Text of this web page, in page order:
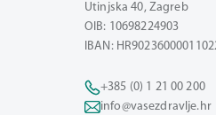
Utinjska 40, Zagreb
OIB: 10698224903
IBAN:
+385 (0) 1 21 00 200
info@vasezdravlje.hr